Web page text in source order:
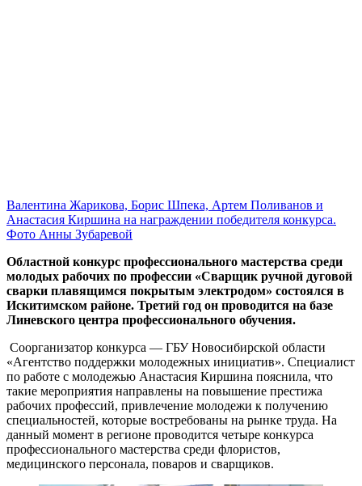
Валентина Жарикова, Борис Шпека, Артем Поливанов и
Анастасия Киршина на награждении победителя конкурса.
Фото Анны Зубаревой
Областной конкурс профессионального мастерства среди
молодых рабочих по профессии «Сварщик ручной дуговой
сварки плавящимся покрытым электродом» состоялся в
Искитимском районе. Третий год он проводится на базе
Линевского центра профессионального обучения.
Соорганизатор конкурса — ГБУ Новосибирской области
«Агентство поддержки молодежных инициатив». Специалист
по работе с молодежью Анастасия Киршина пояснила, что
такие мероприятия направлены на повышение престижа
рабочих профессий, привлечение молодежи к получению
специальностей, которые востребованы на рынке труда. На
данный момент в регионе проводится четыре конкурса
профессионального мастерства среди флористов,
медицинского персонала, поваров и сварщиков.